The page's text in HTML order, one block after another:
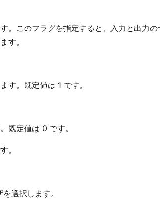
。このフラグを指定すると、入力と出力
す。
す。既定値は 1 です。
既定値は 0 です。
。
選択します。